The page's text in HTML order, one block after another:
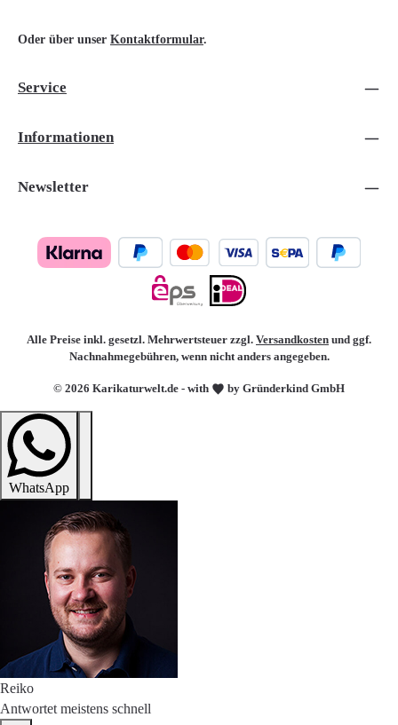
Oder über unser Kontaktformular.
Service
Informationen
Newsletter
© 2026 Karikaturwelt.de - with by Gründerkind GmbH
Alle Preise inkl. gesetzl. Mehrwertsteuer zzgl. Versandkosten und ggf.
Nachnahmegebühren, wenn nicht anders angegeben.
WhatsApp
Reiko
Antwortet meistens schnell